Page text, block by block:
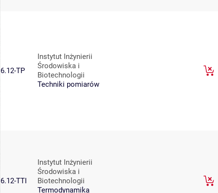
6.12-TP
Instytut Inżynierii
Środowiska i
Biotechnologii
Techniki pomiarów
6.12-TTI
Instytut Inżynierii
Środowiska i
Biotechnologii
Termodynamika